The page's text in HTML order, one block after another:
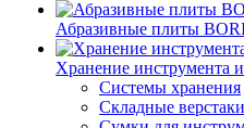
Абразивные плиты
Хранение инструмента
Системы хранения
Складные верстаки